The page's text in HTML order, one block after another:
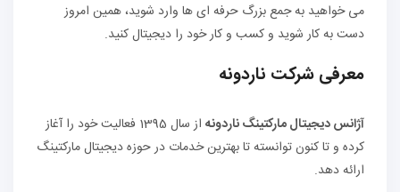
می خواهید به جمع بزرگ حرفه ای ها وارد شوید، همین امروز
دست به کار شوید و کسب و کار خود را دیجیتال کنید.
معرفی شرکت ناردونه
آژانس دیجیتال مارکتینگ ناردونه
از سال 1395 فعالیت خود را آغاز
کرده و تا کنون توانسته تا بهترین خدمات در حوزه دیجیتال مارکتینگ
ارائه دهد.